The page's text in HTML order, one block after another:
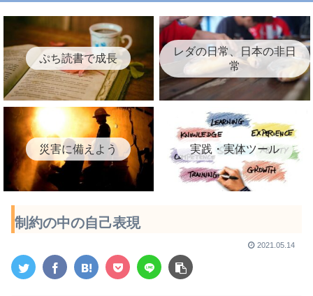
ぷち読書で成長
レダの日常、日本の非日
常
災害に備えよう 実践・実体ツール
制約の中の自己表現
2021.05.14